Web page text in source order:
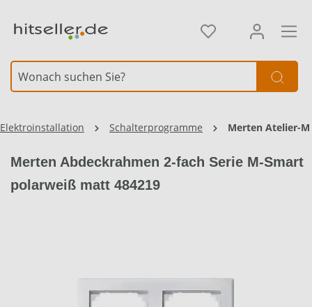
Elektroinstallation Schalterprogramme Merten Atelier-M
Merten Abdeckrahmen 2-fach Serie M-Smart
polarweiß matt 484219